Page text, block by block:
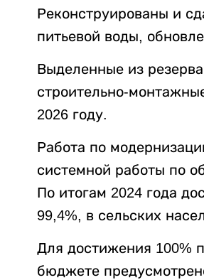
Реконструированы и
питьевой воды,
Выделенные из
строительно-
2026 году.
Работа по
системной работы по
По итогам 2024 года
99,4%, в сельских
Для достижения 100%
бюджете